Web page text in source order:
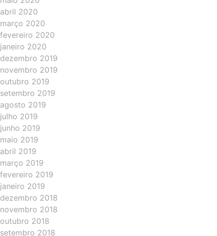
abril 2020
março 2020
fevereiro 2020
janeiro 2020
dezembro 2019
novembro 2019
outubro 2019
setembro 2019
agosto 2019
julho 2019
junho 2019
maio 2019
abril 2019
março 2019
fevereiro 2019
janeiro 2019
dezembro 2018
novembro 2018
outubro 2018
setembro 2018